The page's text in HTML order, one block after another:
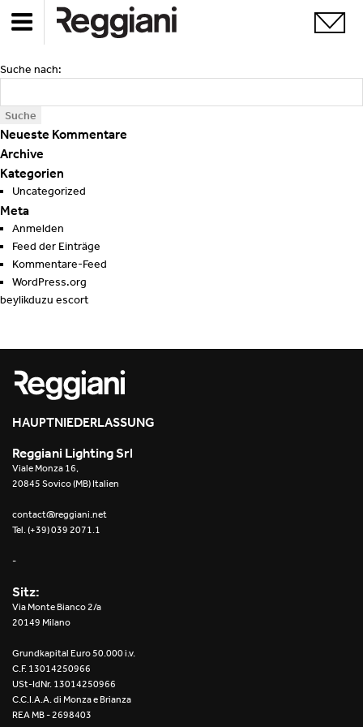
Suche nach:
Neueste Kommentare
Archive
Kategorien
Uncategorized
Meta
Anmelden
Feed der Einträge
Kommentare-Feed
WordPress.org
beylikduzu escort
HAUPTNIEDERLASSUNG
Reggiani Lighting Srl
Viale Monza 16,
20845 Sovico (MB) Italien
contact@reggiani.net
Tel. (+39) 039 2071.1
-
Sitz:
Via Monte Bianco 2/a
20149 Milano
Grundkapital Euro 50.000 i.v.
C.F. 13014250966
USt-IdNr. 13014250966
C.C.I.A.A. di Monza e Brianza
REA MB - 2698403